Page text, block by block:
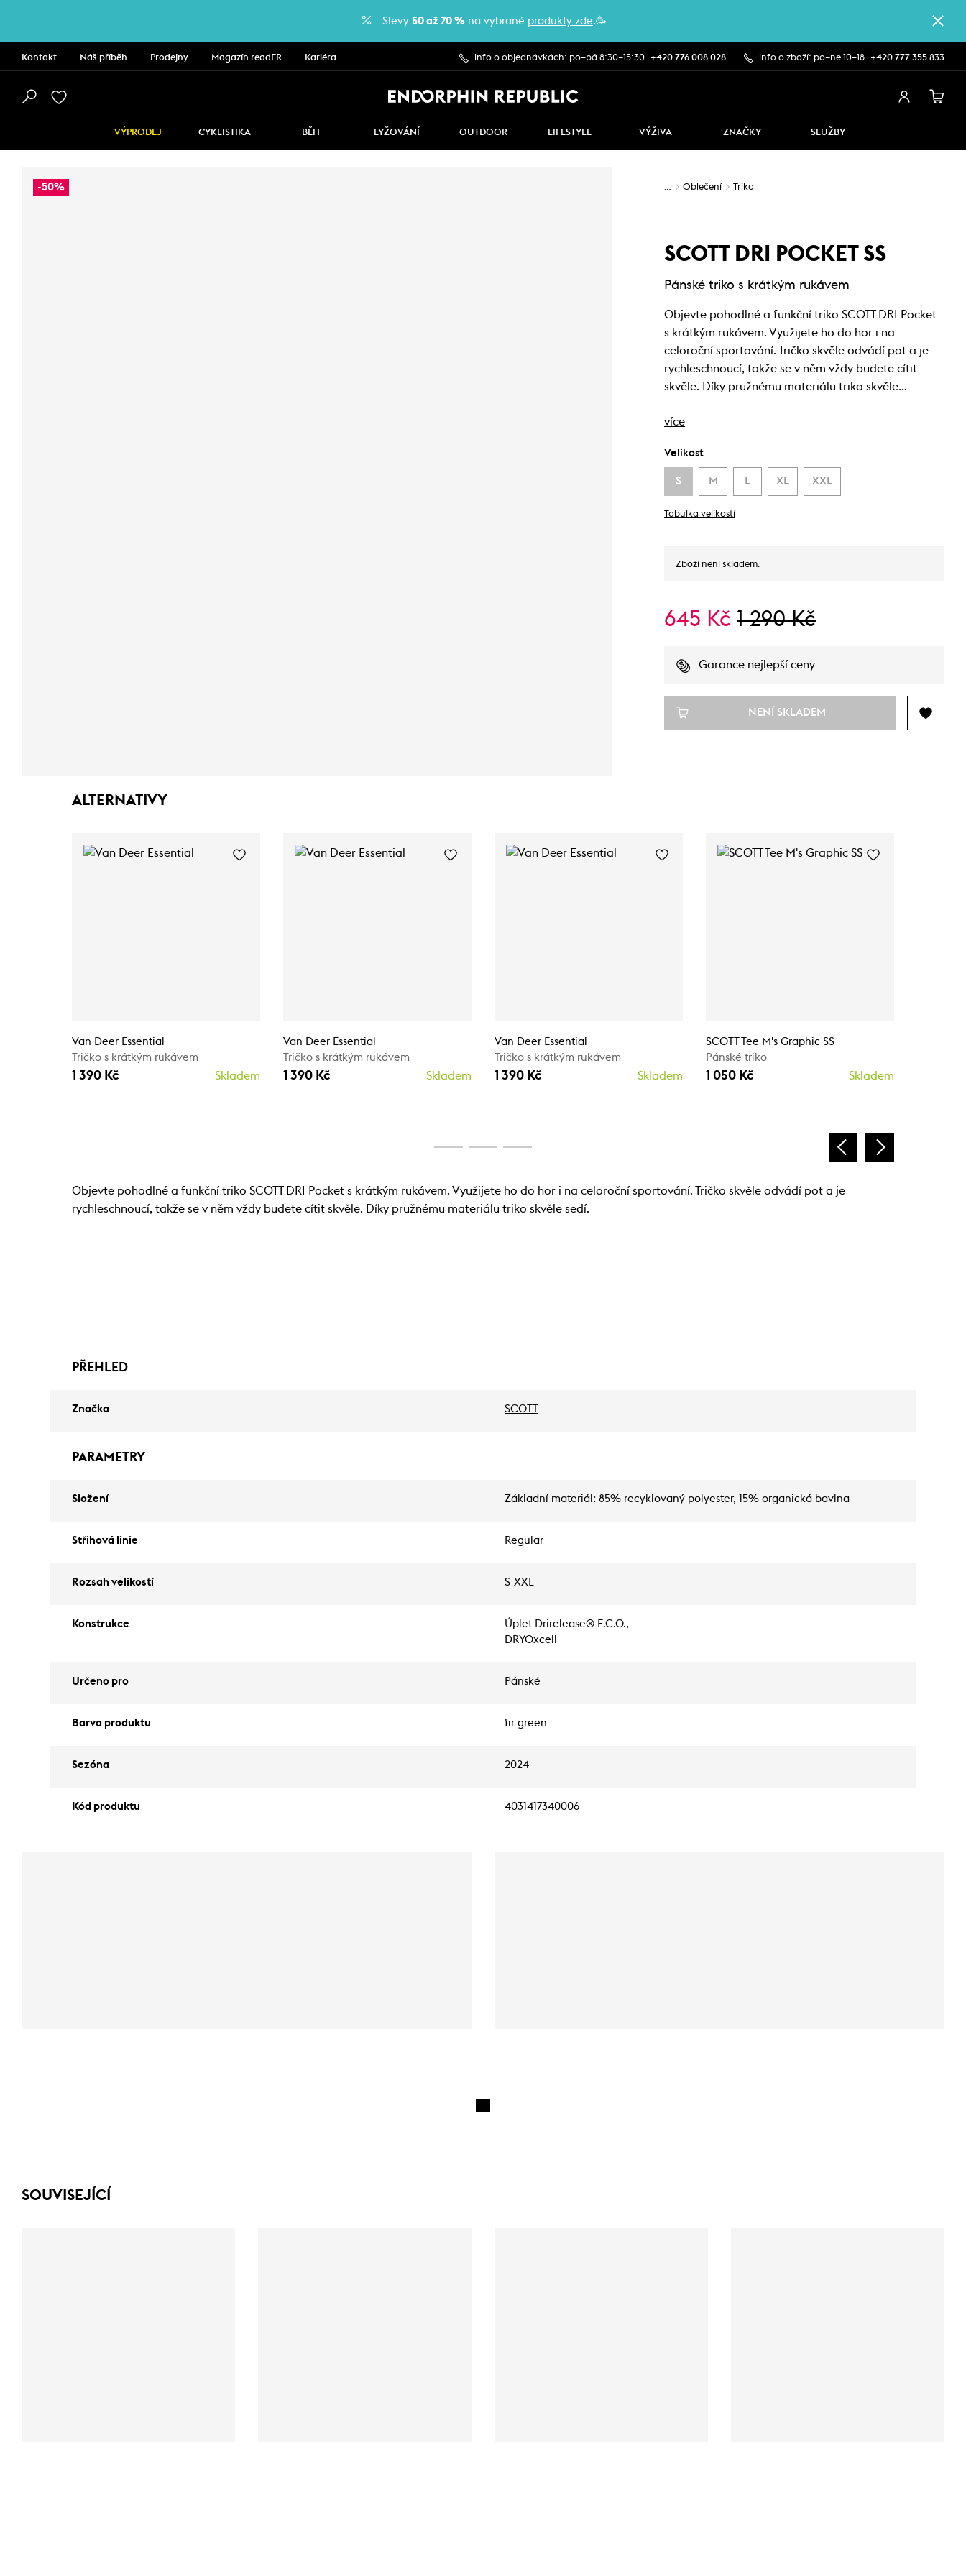
Slevy 50 až 70 % na vybrané produkty zde.🥳
Kontakt Náš příběh Prodejny Magazín readER Kariéra info o objednávkách: po–pá 8:30–15:30 +420 776 008 028 info o zboží: po–ne 10–18 +420 777 355 833
VÝPRODEJ CYKLISTIKA BĚH LYŽOVÁNÍ OUTDOOR LIFESTYLE VÝŽIVA ZNAČKY SLUŽBY
-50% … Oblečení Trika
SCOTT DRI POCKET SS
Pánské triko s krátkým rukávem
Objevte pohodlné a funkční triko SCOTT DRI Pocket
s krátkým rukávem. Využijete ho do hor i na
celoroční sportování. Tričko skvěle odvádí pot a je
rychleschnoucí, takže se v něm vždy budete cítit
skvěle. Díky pružnému materiálu triko skvěle…
více
Velikost
S M L XL XXL
Tabulka velikostí
Zboží není skladem.
645 Kč 1 290 Kč
Garance nejlepší ceny
NENÍ SKLADEM
ALTERNATIVY
Van Deer Essential
Tričko s krátkým rukávem
1 390 Kč Skladem
Van Deer Essential
Tričko s krátkým rukávem
1 390 Kč Skladem
Van Deer Essential
Tričko s krátkým rukávem
1 390 Kč Skladem
SCOTT Tee M's Graphic SS
Pánské triko
1 050 Kč Skladem
Objevte pohodlné a funkční triko SCOTT DRI Pocket s krátkým rukávem. Využijete ho do hor i na celoroční sportování. Tričko skvěle odvádí pot a je
rychleschnoucí, takže se v něm vždy budete cítit skvěle. Díky pružnému materiálu triko skvěle sedí.
PŘEHLED
Značka SCOTT
PARAMETRY
Složení Základní materiál: 85% recyklovaný polyester, 15% organická bavlna
Střihová linie Regular
Rozsah velikostí S-XXL
Konstrukce
Úplet Drirelease® E.C.O.,
DRYOxcell
Určeno pro Pánské
Barva produktu fir green
Sezóna 2024
Kód produktu 4031417340006
SOUVISEJÍCÍ